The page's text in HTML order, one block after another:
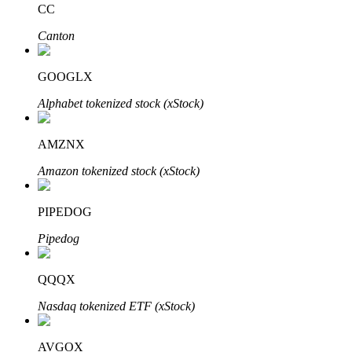
BTR-vergrendelingen
Exclusieve beleggingen voor BTR-houders
Leningen
CC
Canton
GOOGLX
Alphabet tokenized stock (xStock)
AMZNX
Amazon tokenized stock (xStock)
PIPEDOG
Pipedog
QQQX
Nasdaq tokenized ETF (xStock)
AVGOX